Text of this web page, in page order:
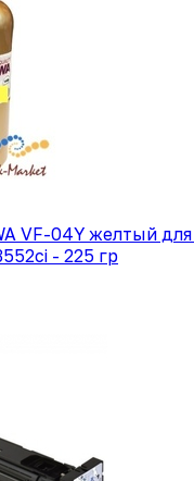
VF-04Y желтый для
- 225 гр